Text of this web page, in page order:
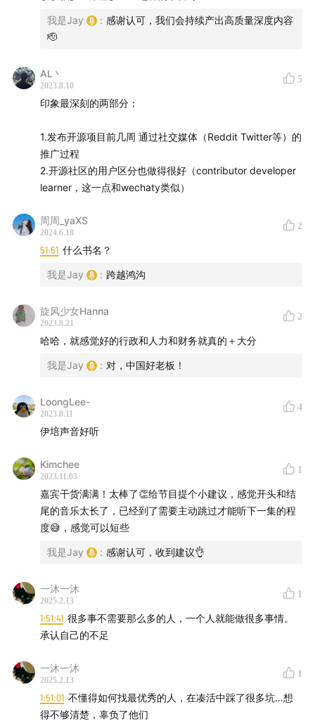
创业机会。
MVP），对话式营销开创者。「福布斯」30 Under 30、
36kr S级创业者。
《Chatbot 从 0 到 1：对话式交互设计实践指南》。
【嘉宾】
博士就读于爱丁堡大学，研究方向为创业生态系统，导
师为 Ben Spigel。曾于 PNDC 与全英学联负责科研成
果转化、创业项目的落地与孵化；另在 VC Comet
会的统筹执行。曾于欧莱雅、百威参与市场运营有关工
作。
AFFiNE是下一代知识库，不止步于 Notion、Miro，集
化，开箱即用。具有写作、绘图和规划等功能，支持多
Octobase ，帮助客户构建自己的生产力协作工具。
GitHub Star 数是判断开源软件受欢迎程度极其重要的
指标。AFFiNE 开源后72小时即收获1000 GitHub
Star，1周突破 6000 Star，43天突破1万 Star，成为
2022年底前最快破1万 Star 开源项目，且其中80%来
GitHub Trending，是2022年最炙手可热的开源项目之
我是Jay : 感谢认可，我们会持续产出高质量深度内容
🫡
AL丶
2023.8.10
5
印象最深刻的两部分：
1.发布开源项目前几周 通过社交媒体（Reddit Twitter等）的
推广过程
2.开源社区的用户区分也做得很好（contributor developer
learner，这一点和wechaty类似）
周周_yaXS
2024.6.18
2
51:51 什么书名？
我是Jay : 跨越鸿沟
旋风少女Hanna
2023.8.21
2
哈哈，就感觉好的行政和人力和财务就真的＋大分
我是Jay : 对，中国好老板！
LoongLee-
2023.8.11
4
伊培声音好听
Kimchee
2023.11.03
1
嘉宾干货满满！太棒了👏给节目提个小建议，感觉开头和结
尾的音乐太长了，已经到了需要主动跳过才能听下一集的程
度😅，感觉可以短些
我是Jay : 感谢认可，收到建议👌
一沐一沐
2025.2.13
1
1:51:41 很多事不需要那么多的人，一个人就能做很多事情。
承认自己的不足
一沐一沐
2025.2.13
1
1:51:01 不懂得如何找最优秀的人，在凑活中踩了很多坑…想
得不够清楚，辜负了他们